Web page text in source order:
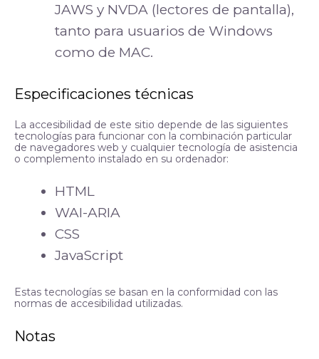
JAWS y NVDA (lectores de pantalla),
tanto para usuarios de Windows
como de MAC.
Especificaciones técnicas
La accesibilidad de este sitio depende de las siguientes
tecnologías para funcionar con la combinación particular
de navegadores web y cualquier tecnología de asistencia
o complemento instalado en su ordenador:
HTML
WAI-ARIA
CSS
JavaScript
Estas tecnologías se basan en la conformidad con las
normas de accesibilidad utilizadas.
Notas